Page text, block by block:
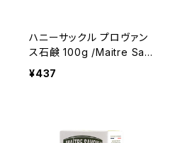
ハニーサックル プロヴァン
ス石鹸 100g /Maitre Sav
on de Marseille/メート
¥437